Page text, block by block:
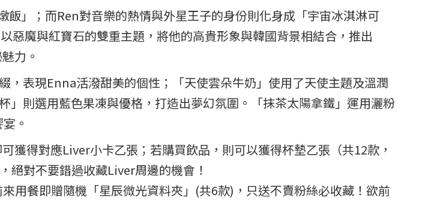
」；而Ren對音樂的熱情與外星王子的身份則化身成「宇宙冰淇淋可
魔與紅寶石的雙重主題，將他的高貴形象與韓國背景相結合，推出
力。
表現Enna活潑甜美的個性；「天使雲朵牛奶」使用了天使主題及溫潤
則選用藍色果凍與優格，打造出夢幻氛圍。「抹茶太陽拿鐵」運用灑粉
。
獲得對應Liver小卡乙張；若購買飲品，則可以獲得杯墊乙張（共12款，
絕對不要錯過收藏Liver周邊的機會！
用餐即贈隨機「星辰微光資料夾」(共6款)，只送不賣粉絲必收藏！欲前